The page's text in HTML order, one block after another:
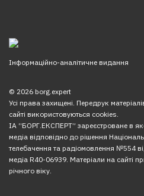
Інформаційно-аналітичне видання
© 2026 borg.expert
Усі права захищені. Передрук
сайті використовуються cookies.
ІА “БОРГ.ЕКСПЕРТ” зареєстроване в
медіа відповідно до рішення
телебачення та радіомовлення №554
медіа R40-06939. Матеріали на сайті
річного віку.